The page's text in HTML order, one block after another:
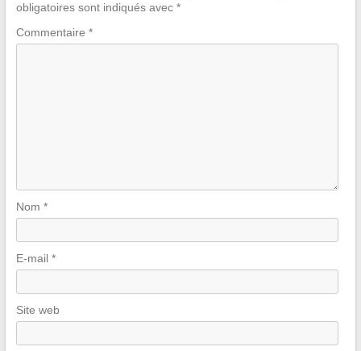
obligatoires sont indiqués avec *
Commentaire *
Nom *
E-mail *
Site web